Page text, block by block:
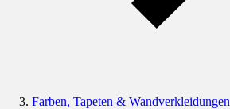
Farben, Tapeten & Wandverkleidungen